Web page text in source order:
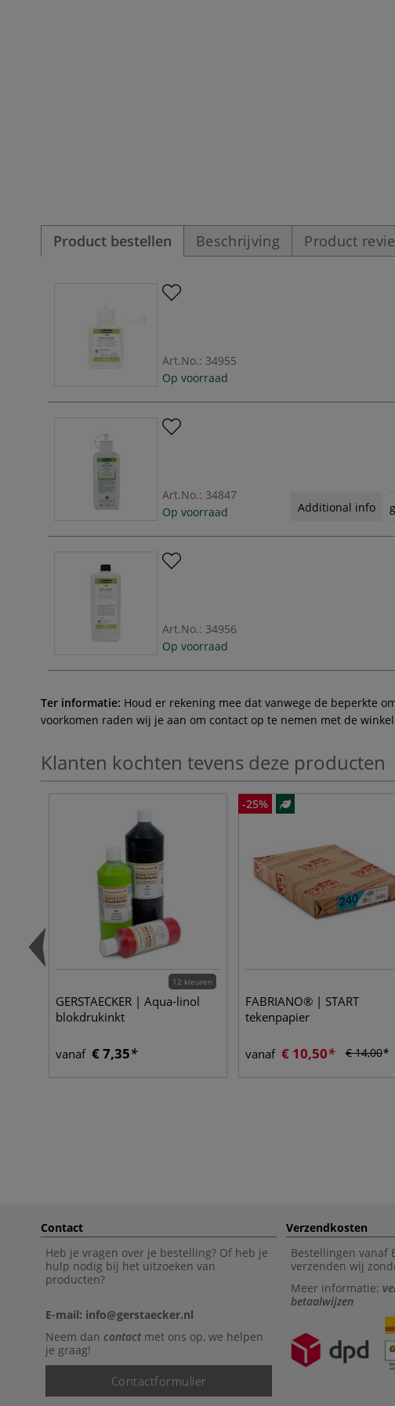
Product bestellen Beschrijving Product
Art.No.: 34955
Op voorraad
Art.No.: 34847
Op voorraad
Additional info
Art.No.: 34956
Op voorraad
Ter informatie: Houd er rekening mee dat vanwege de beperkte
voorkomen raden wij je aan om contact op te nemen met de
Klanten kochten tevens deze producten
12 kleuren
GERSTAECKER | Aqua-linol
blokdrukinkt
vanaf € 7,35
-25%
FABRIANO® | START
tekenpapier
vanaf € 10,50 € 14,00
Contact
Heb je vragen over je bestelling? Of heb je
hulp nodig bij het uitzoeken van
producten?
E-mail: info@gerstaecker.nl
Neem dan contactmet ons op, we helpen
je graag!
Contactformulier
Verzendkosten
Bestellingen vanaf
verzenden wij
Meer informatie:
betaalwijzen